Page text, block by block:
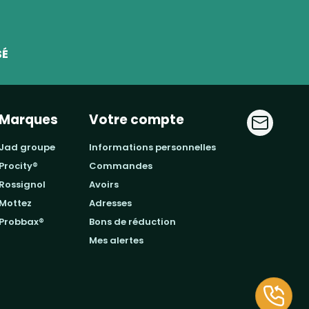
Marques
jad groupe
procity®
rossignol
mottez
probbax®
Votre compte
informations personnelles
commandes
avoirs
adresses
bons de réduction
mes alertes